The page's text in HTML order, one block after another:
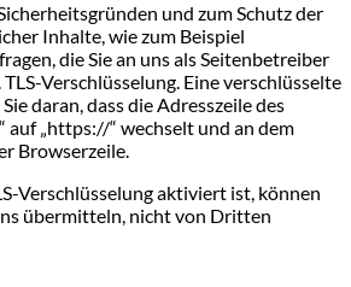
und zum Schutz der
Inhalte, wie zum Beispiel
die Sie an uns als Seitenbetreiber
TLS-Verschlüsselung. Eine verschlüsselte
daran, dass die Adresszeile des
auf „https://“ wechselt und an dem
Browserzeile.
Verschlüsselung aktiviert ist, können
übermitteln, nicht von Dritten